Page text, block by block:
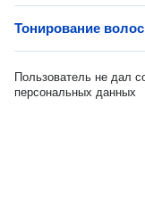
Тонирование волос
Пользователь не дал
персональных данных